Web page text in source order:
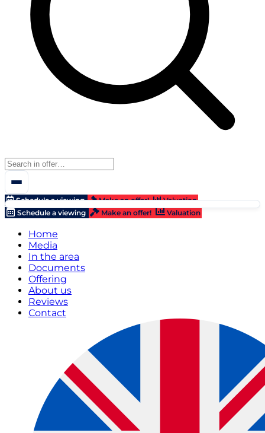
Schedule a viewing Make an offer!
Valuation
Schedule a viewing
Make an offer! Valuation
Home
Media
In the area
Documents
Offering
About us
Reviews
Contact